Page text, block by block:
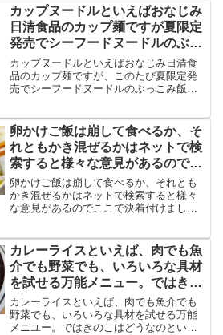
しょうか。実際に行ったことのある店も
含まれているので、その感想も添えてみ
ます。
カップヌードルといえばおなじみ
日清食品のカップ麺ですが夏限定
発売でシーフードヌードルのぶっ
こみ飯を発売すると発表
カップヌードルといえばおなじみ日清食
品のカップ麺ですが、このたび夏限定発
売でシーフードヌードルのぶっこみ飯を
をぶっこむという、“もうひとつのラーメ
ンライス”の味です。
卵かけご飯は崩して食べるか、そ
れともかき混ぜるかはネットで検
索すると様々な意見があるのでこ
こで決着付けましょう
卵かけご飯は崩して食べるか、それとも
かき混ぜるかはネットで検索すると様々
な意見があるのでここで決着付けましょ
卵をごはんにのせて崩しながら少しずつ
食べる人も少なくありません。
カレーライスといえば、肉でも魚
介でも野菜でも、いろいろな具材
を試せる万能メニュー。ではきの
こはどうなのという話
カレーライスといえば、肉でも魚介でも
野菜でも、いろいろな具材を試せる万能
メニユー。ではきのこはどうなのという